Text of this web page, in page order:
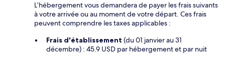
L’hébergement vous demandera de payer les frais suivants
à votre arrivée ou au moment de votre départ. Ces frais
peuvent comprendre les taxes applicables :
Frais d'établissement (du 01 janvier au 31
décembre) : 45.9 USD par hébergement et par nuit